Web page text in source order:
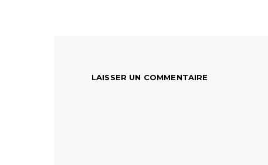
LAISSER UN COMMENTAIRE